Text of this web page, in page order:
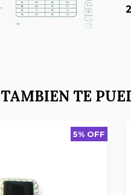
TAMBIEN TE
5% OFF